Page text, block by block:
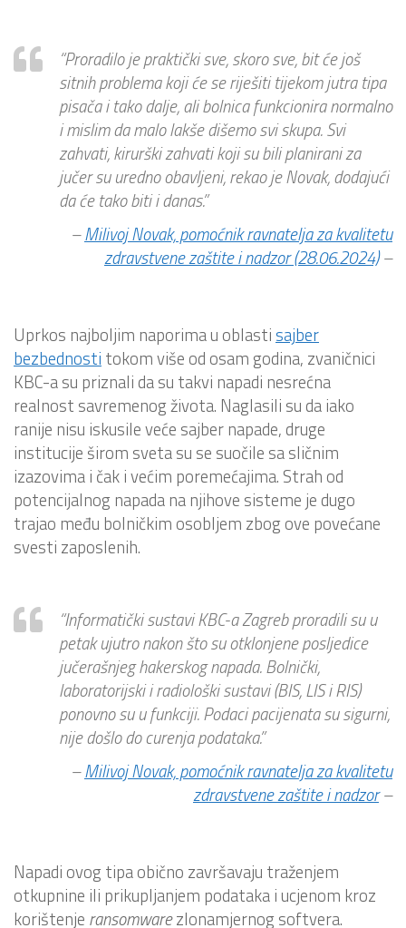
“Proradilo je praktički sve, skoro sve, bit će još
sitnih problema koji će se riješiti tijekom jutra tipa
pisača i tako dalje, ali bolnica funkcionira normalno
i mislim da malo lakše dišemo svi skupa. Svi
zahvati, kirurški zahvati koji su bili planirani za
jučer su uredno obavljeni, rekao je Novak, dodajući
da će tako biti i danas.”
–Milivoj Novak, pomoćnik ravnatelja za kvalitetu
zdravstvene zaštite i nadzor (28.06.2024)–
Uprkos najboljim naporima u oblasti sajber
bezbednosti tokom više od osam godina, zvaničnici
KBC-a su priznali da su takvi napadi nesrećna
realnost savremenog života. Naglasili su da iako
ranije nisu iskusile veće sajber napade, druge
institucije širom sveta su se suočile sa sličnim
izazovima i čak i većim poremećajima. Strah od
potencijalnog napada na njihove sisteme je dugo
trajao među bolničkim osobljem zbog ove povećane
svesti zaposlenih.
“Informatički sustavi KBC-a Zagreb proradili su u
petak ujutro nakon što su otklonjene posljedice
jučerašnjeg hakerskog napada. Bolnički,
laboratorijski i radiološki sustavi (BIS, LIS i RIS)
ponovno su u funkciji. Podaci pacijenata su sigurni,
nije došlo do curenja podataka.”
–Milivoj Novak, pomoćnik ravnatelja za kvalitetu
zdravstvene zaštite i nadzor–
Napadi ovog tipa obično završavaju traženjem
otkupnine ili prikupljanjem podataka i ucjenom kroz
korištenje ransomwarezlonamjernog softvera.